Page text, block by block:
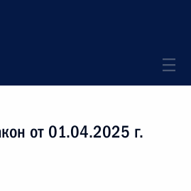
от 01.04.2025 г.